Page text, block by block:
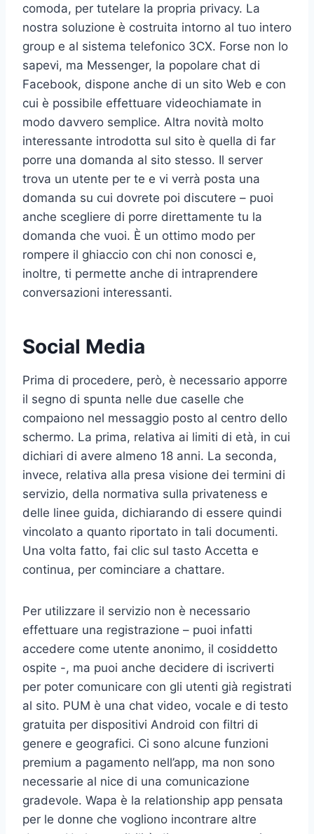
comoda, per tutelare la propria privacy. La
nostra soluzione è costruita intorno al tuo intero
group e al sistema telefonico 3CX. Forse non lo
sapevi, ma Messenger, la popolare chat di
Facebook, dispone anche di un sito Web e con
cui è possibile effettuare videochiamate in
modo davvero semplice. Altra novità molto
interessante introdotta sul sito è quella di far
porre una domanda al sito stesso. Il server
trova un utente per te e vi verrà posta una
domanda su cui dovrete poi discutere – puoi
anche scegliere di porre direttamente tu la
domanda che vuoi. È un ottimo modo per
rompere il ghiaccio con chi non conosci e,
inoltre, ti permette anche di intraprendere
conversazioni interessanti.
Social Media
Prima di procedere, però, è necessario apporre
il segno di spunta nelle due caselle che
compaiono nel messaggio posto al centro dello
schermo. La prima, relativa ai limiti di età, in cui
dichiari di avere almeno 18 anni. La seconda,
invece, relativa alla presa visione dei termini di
servizio, della normativa sulla privateness e
delle linee guida, dichiarando di essere quindi
vincolato a quanto riportato in tali documenti.
Una volta fatto, fai clic sul tasto Accetta e
continua, per cominciare a chattare.
Per utilizzare il servizio non è necessario
effettuare una registrazione – puoi infatti
accedere come utente anonimo, il cosiddetto
ospite -, ma puoi anche decidere di iscriverti
per poter comunicare con gli utenti già registrati
al sito. PUM è una chat video, vocale e di testo
gratuita per dispositivi Android con filtri di
genere e geografici. Ci sono alcune funzioni
premium a pagamento nell’app, ma non sono
necessarie al nice di una comunicazione
gradevole. Wapa è la relationship app pensata
per le donne che vogliono incontrare altre